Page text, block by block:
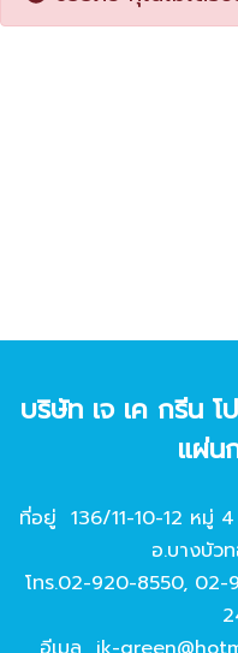
บริษัท เจ เค กรีน
แผ่น
ที่อยู่ 136/11-10-12 หมู่
อ.บางบัว
โทร.02-920-8550, 02-